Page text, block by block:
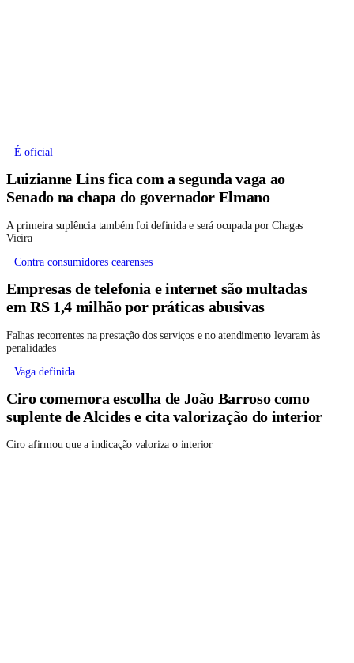
É oficial
Luizianne Lins fica com a segunda vaga ao
Senado na chapa do governador Elmano
A primeira suplência também foi definida e será ocupada por Chagas
Vieira
Contra consumidores cearenses
Empresas de telefonia e internet são multadas
em RS 1,4 milhão por práticas abusivas
Falhas recorrentes na prestação dos serviços e no atendimento levaram às
penalidades
Vaga definida
Ciro comemora escolha de João Barroso como
suplente de Alcides e cita valorização do interior
Ciro afirmou que a indicação valoriza o interior